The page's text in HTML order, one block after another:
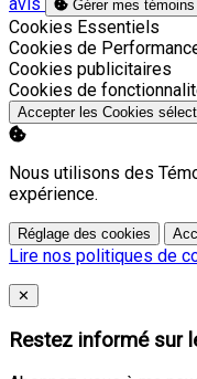
Gérer mes témoins
Activer
Cookies Essentiels
Activer
Cookies de
Activer
Cookies publicitaires
Activer
Cookies de
Accepter les Cookies
Nous utilisons des
expérience.
Réglage des cookies
Lire nos politiques de
Close
✕
Restez informé sur